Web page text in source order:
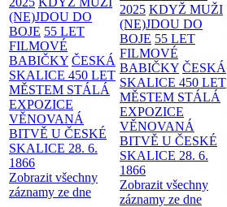
(NE)JDOU DO
BOJE 55 LET
FILMOVÉ
BABIČKY ČESKÁ
SKALICE 450 LET
MĚSTEM STÁLÁ
EXPOZICE
VĚNOVANÁ
BITVĚ U ČESKÉ
SKALICE 28. 6.
1866
Zobrazit všechny
záznamy ze dne
2025 KDYŽ MUŽI
(NE)JDOU DO
BOJE 55 LET
FILMOVÉ
BABIČKY ČESKÁ
SKALICE 450 LET
MĚSTEM STÁLÁ
EXPOZICE
VĚNOVANÁ
BITVĚ U ČESKÉ
SKALICE 28. 6.
1866
Zobrazit všechny
záznamy ze dne